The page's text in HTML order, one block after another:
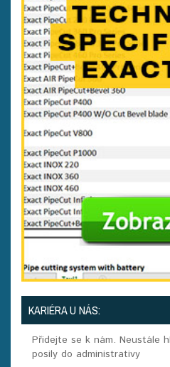
KARIÉRA U NÁS:
Přidejte se k nám. Neustále
posily do administrativy